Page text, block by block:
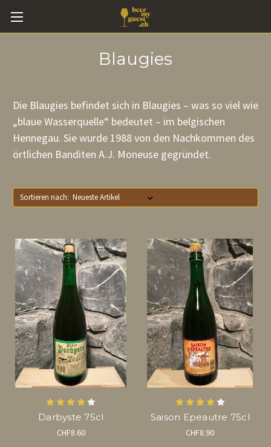
Blaugies
Die Blaugies befindet sich in Blaugies – was so viel wie
„blaue Wasserquelle“ bedeutet – im belgischen
Hennegau. Sie wurde 1988 von den Nachkommen des
örtlichen Banditen A.J. Moneuse gegründet.
Sortieren nach:
Darbyste 75cl
CHF8.60
Saison Epeautre 75cl
CHF8.90